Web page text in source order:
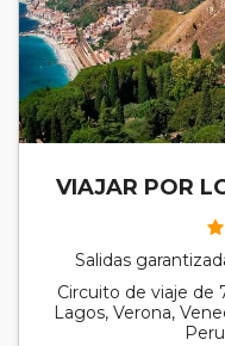
VIAJAR POR
Salidas
Circuito de viaje de
Lagos, Verona,